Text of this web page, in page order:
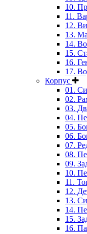
10.
11.
12.
13.
14.
15.
16.
17.
Корпус
01.
02.
03.
04.
05.
06.
07.
08.
09.
10.
11.
12.
13.
14.
15.
16.